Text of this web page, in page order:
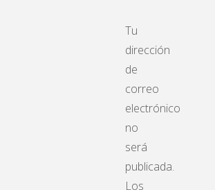
Tu
dirección
de
correo
electrónico
no
será
publicada.
Los